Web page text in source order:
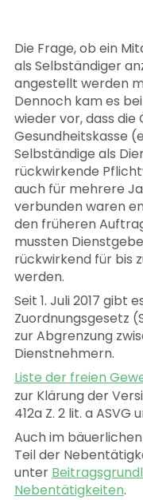
Die Frage, ob ein
als Selbständiger
angestellt werden
Dennoch kam es
wieder vor, dass
Gesundheitskasse
Selbständige als
rückwirkende
auch für mehrere
verbunden waren
den früheren
mussten
rückwirkend für bis
werden.
Seit 1. Juli 2017 gibt
Zuordnungsgesetz
zur Abgrenzung
Dienstnehmern.
Liste der freien
zur Klärung der
412a Z. 2 lit. a
Auch im
Teil der
unter
Nebentätigkeiten.